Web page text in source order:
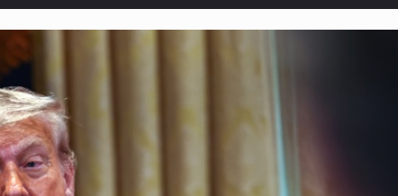
más caras del país para vivir
Providencia acusan fallas estructurales
sin trabajo digno
donaciones multiorgánicas
Mes de Juventudes